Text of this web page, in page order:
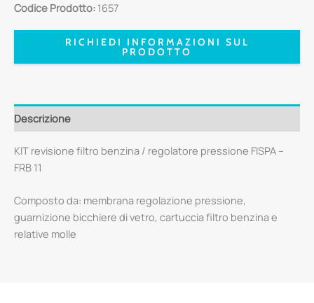
Codice Prodotto: 1657
RICHIEDI INFORMAZIONI SUL
PRODOTTO
Descrizione
KIT revisione filtro benzina / regolatore pressione FISPA –
FRB 11
Composto da: membrana regolazione pressione,
guarnizione bicchiere di vetro, cartuccia filtro benzina e
relative molle